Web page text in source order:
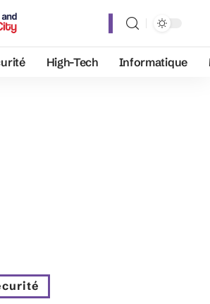
High-Tech Informatique